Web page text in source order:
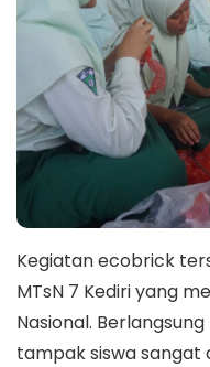
Kegiatan ecobrick
MTsN 7 Kediri yang
Nasional.
tampak siswa